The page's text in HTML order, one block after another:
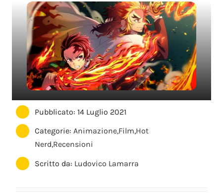
Pubblicato: 14 Luglio 2021
Categorie:Animazione,Film,Hot
Nerd,Recensioni
Scritto da: Ludovico Lamarra